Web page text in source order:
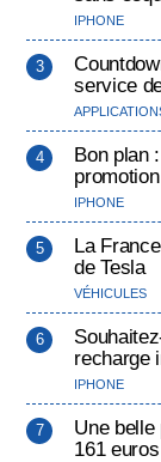
IPHONE
service
Bon plan
IPHONE
La
de Tesla
VÉHICULES
recharge
IPHONE
Une belle
161 euros